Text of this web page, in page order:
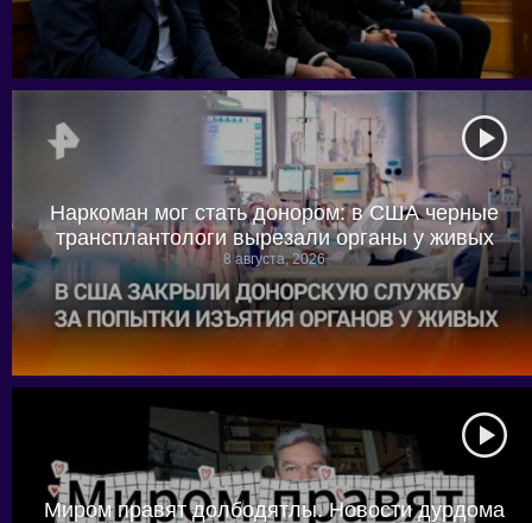
Наркоман мог стать донором: в США черные
трансплантологи вырезали органы у живых
8 августа, 2026
Миром правят долбодятлы. Новости дурдома